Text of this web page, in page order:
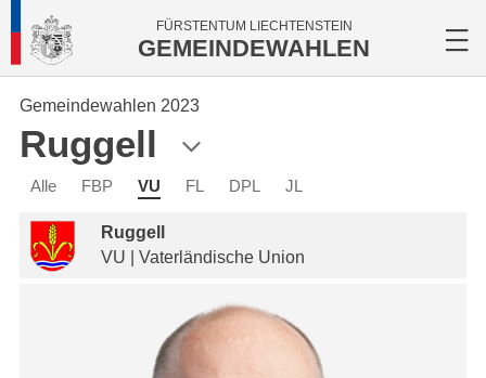
FÜRSTENTUM LIECHTENSTEIN
GEMEINDEWAHLEN
Gemeindewahlen 2023
Ruggell
Alle FBP VU FL DPL JL
Ruggell
VU | Vaterländische Union